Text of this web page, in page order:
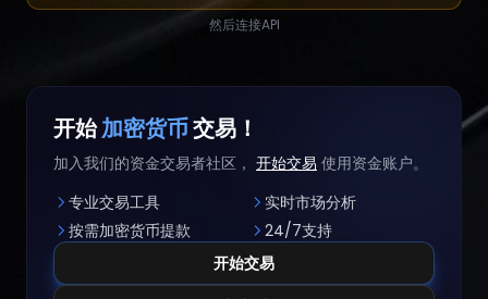
然后连接API
开始加密货币交易！
加入我们的资金交易者社区， 开始交易 使用资金账户。
专业交易工具
实时市场分析
按需加密货币提款
24/7支持
开始交易